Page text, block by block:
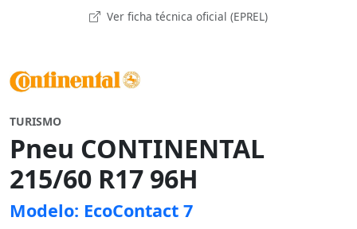
Ver ficha técnica oficial (EPREL)
TURISMO
Pneu CONTINENTAL
215/60 R17 96H
Modelo: EcoContact 7